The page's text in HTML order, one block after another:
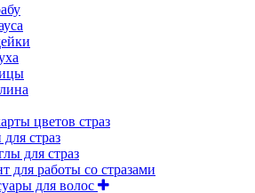
цветов страз
страз
для страз
для работы со стразами
для волос